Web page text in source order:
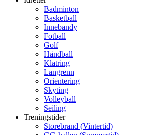
Badminton
Basketball
Innebandy
Fotball
Golf
Håndball
Klatring
Langrenn
Orientering
Skyting
Volleyball
Seiling
Treningstider
Storebrand (Vintertid)